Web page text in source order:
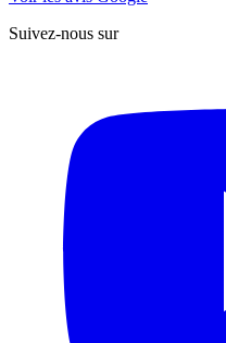
Suivez-nous sur